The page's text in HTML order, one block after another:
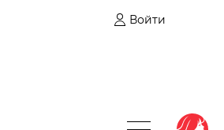
Войти